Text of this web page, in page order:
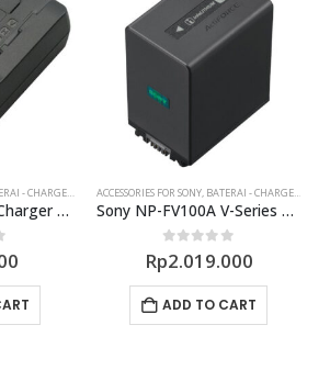
- CHARGER - DC COUPLER
Sony Accessories Charger BC-TRV for P, H, V Series
ACCESSORIES FOR SONY, BATERAI - CHARGER - DC COUPLER
Sony NP-FV100A V-Series Rechargeable Battery Pack
0out of 5
Rp2.019.000
ADD TO CART